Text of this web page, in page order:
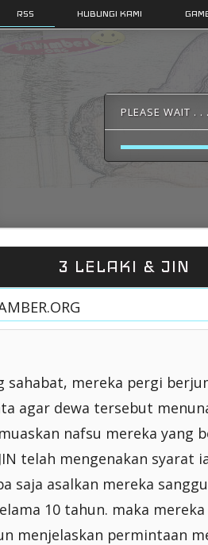
RSS HUBUNGI KAMI
PLEASE WAIT . .
3 LELAKI & JIN
sahabat, mereka pergi
agar dewa tersebut
nafsu mereka yang
telah mengenakan syarat
saja asalkan mereka
10 tahun. maka
menjelaskan permintaan